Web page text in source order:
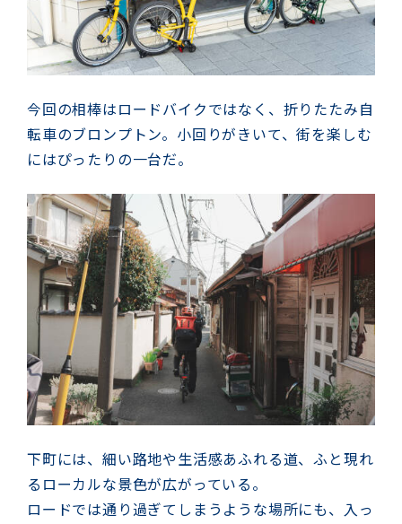
今回の相棒はロードバイクではなく、折りたたみ自
転車のブロンプトン。小回りがきいて、街を楽しむ
にはぴったりの一台だ。
下町には、細い路地や生活感あふれる道、ふと現れ
るローカルな景色が広がっている。
ロードでは通り過ぎてしまうような場所にも、入っ